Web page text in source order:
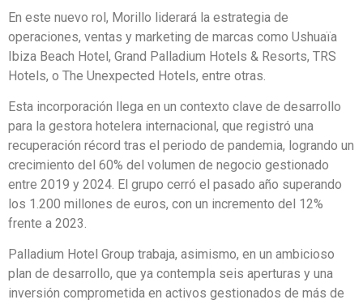
En este nuevo rol, Morillo liderará la estrategia de
operaciones, ventas y marketing de marcas como Ushuaïa
Ibiza Beach Hotel, Grand Palladium Hotels & Resorts, TRS
Hotels, o The Unexpected Hotels, entre otras.
Esta incorporación llega en un contexto clave de desarrollo
para la gestora hotelera internacional, que registró una
recuperación récord tras el periodo de pandemia, logrando un
crecimiento del 60% del volumen de negocio gestionado
entre 2019 y 2024. El grupo cerró el pasado año superando
los 1.200 millones de euros, con un incremento del 12%
frente a 2023.
Palladium Hotel Group trabaja, asimismo, en un ambicioso
plan de desarrollo, que ya contempla seis aperturas y una
inversión comprometida en activos gestionados de más de